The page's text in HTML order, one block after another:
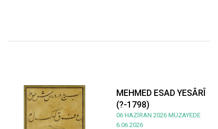
MEHMED ESAD YESÂRÎ
(?-1798)
06 HAZİRAN 2026 MÜZAYEDE
6.06.2026